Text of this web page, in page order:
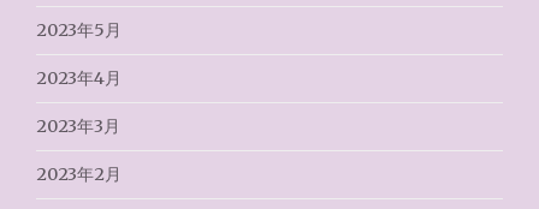
2023年5月
2023年4月
2023年3月
2023年2月